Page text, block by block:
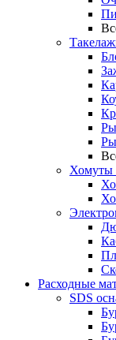
Хомуты
Расходные
SDS